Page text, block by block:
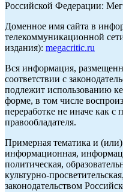
Российской Федерации:
Доменное имя сайта в
телекоммуникационной
издания): megacritic.ru
Вся информация,
соответствии с
подлежит использованию
форме, в том числе
переработке не иначе как с
правообладателя.
Примерная тематика и
информационная,
политическая,
культурно-
законодательством